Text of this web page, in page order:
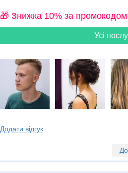
🎁 Знижка 10% за
Усі
Додати відгук